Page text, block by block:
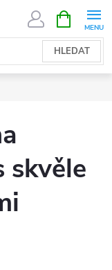
HLEDAT
NÁKUPNÍ
KOŠÍK
skvěle